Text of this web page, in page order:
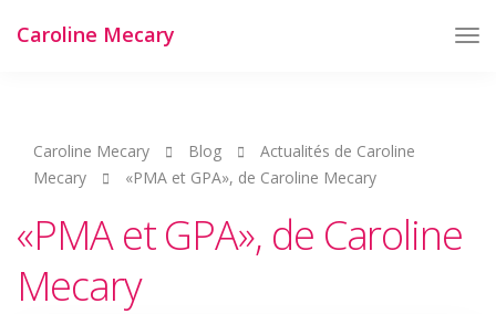
Caroline Mecary
Caroline Mecary Blog
Actualités de Caroline
Mecary
«PMA et GPA», de Caroline Mecary
«PMA et GPA», de Caroline
Mecary